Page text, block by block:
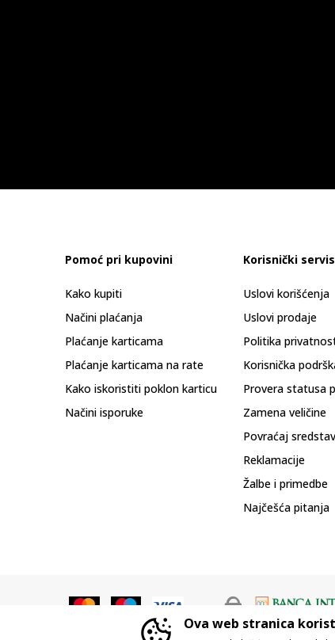
Pomoć pri kupovini
Kako kupiti
Načini plaćanja
Plaćanje karticama
Plaćanje karticama na rate
Kako iskoristiti poklon karticu
Načini isporuke
Korisnički servis
Uslovi korišćenja
Uslovi prodaje
Politika
Korisnička
Provera statusa
Zamena veličine
Povraćaj
Reklamacije
Žalbe i primedbe
Najčešća pitanja
Ova web stranica